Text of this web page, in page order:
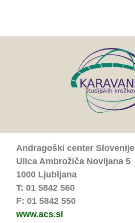
Andragoški center Slovenije
Ulica Ambrožiča Novljana 5
1000 Ljubljana
T: 01 5842 560
F: 01 5842 550
www.acs.si